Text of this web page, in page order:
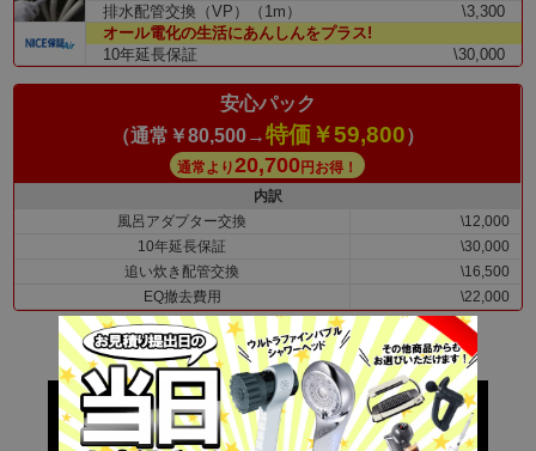
排水配管交換（VP）（1m）
\3,300
オール電化の生活にあんしんをプラス!
10年延長保証
\30,000
安心パック
（通常￥80,500→特価￥59,800）
通常より20,700円お得！
内訳
風呂アダプター交換
\12,000
10年延長保証
\30,000
追い炊き配管交換
\16,500
EQ撤去費用
\22,000